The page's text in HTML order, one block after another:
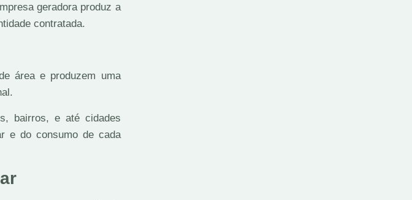
geradora produz a
contratada.
área e produzem uma
bairros, e até cidades
e do consumo de cada